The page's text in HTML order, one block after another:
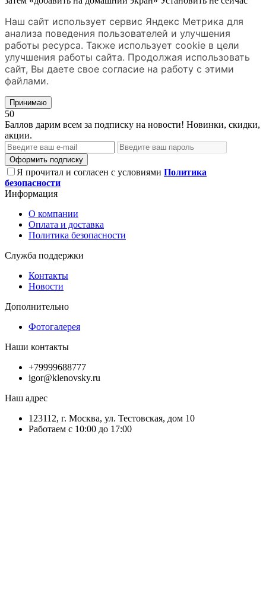
Наш сайт использует сервис Яндекс Метрика для
анализа поведения пользователей и улучшения
работы ресурса. Также использует cookie в цели
улучшения работы сайта. Продолжая использовать
сайт, Вы даете свое согласие на работу с этими
файлами.
Принимаю
50
Баллов дарим всем за подписку на новости! Новинки, скидки,
акции.
Оформить подписку
Я прочитал и согласен с условиями Политика
безопасности
Информация
О компании
Оплата и доставка
Политика безопасности
Служба поддержки
Контакты
Новости
Дополнительно
Фотогалерея
Наши контакты
+79999688777
igor@klenovsky.ru
Наш адрес
123112, г. Москва, ул. Тестовская, дом 10
Работаем с 10:00 до 17:00